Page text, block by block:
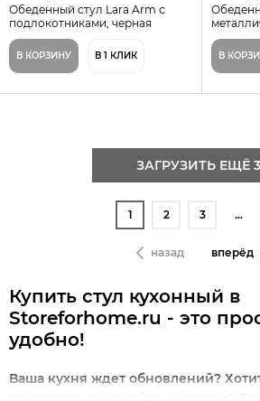
Обеденный стул Lara Arm с
подлокотниками, черная
экокожа, металлический каркас
В КОРЗИНУ В 1 КЛИК
экокожа
В
ЗАГРУЗИТЬ ЕЩЁ
назад
1 2 3 …
вперёд
Купить стул кухонный в
Storeforhome.ru - это
удобно!
Ваша кухня ждет обновлений?